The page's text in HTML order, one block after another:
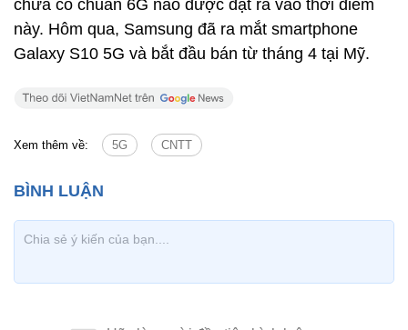
chưa có chuẩn 6G nào được đặt ra vào thời điểm
này. Hôm qua, Samsung đã ra mắt smartphone
Galaxy S10 5G và bắt đầu bán từ tháng 4 tại Mỹ.
Xem thêm về: 5G CNTT